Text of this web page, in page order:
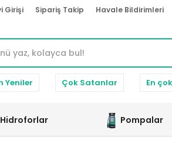
Girişi Sipariş Takip Havale Bildirimleri
Yeniler Çok Satanlar En
Hidroforlar Pompalar